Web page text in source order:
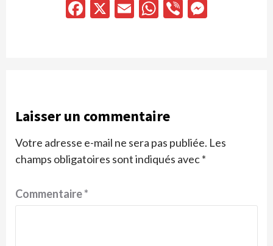
Facebook
X EmailWhatsApp
Viber
Laisser un commentaire
Votre adresse e-mail ne sera pas publiée. Les
champs obligatoires sont indiqués avec*
Commentaire*